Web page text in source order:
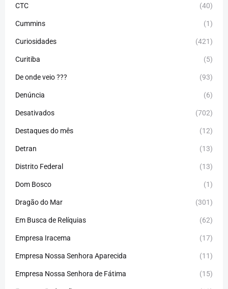
CTC (40)
Cummins (1)
Curiosidades (421)
Curitiba (5)
De onde veio ??? (93)
Denúncia (6)
Desativados (702)
Destaques do mês (12)
Detran (13)
Distrito Federal (13)
Dom Bosco (1)
Dragão do Mar (301)
Em Busca de Relíquias (62)
Empresa Iracema (17)
Empresa Nossa Senhora Aparecida (11)
Empresa Nossa Senhora de Fátima (15)